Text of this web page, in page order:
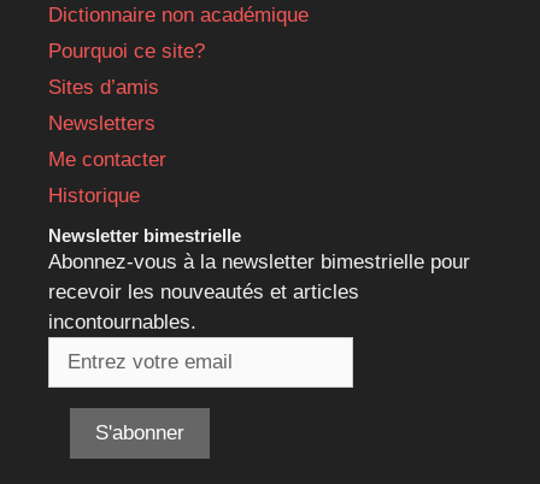
Dictionnaire non académique
Pourquoi ce site?
Sites d’amis
Newsletters
Me contacter
Historique
Newsletter bimestrielle
Abonnez-vous à la newsletter bimestrielle pour
recevoir les nouveautés et articles
incontournables.